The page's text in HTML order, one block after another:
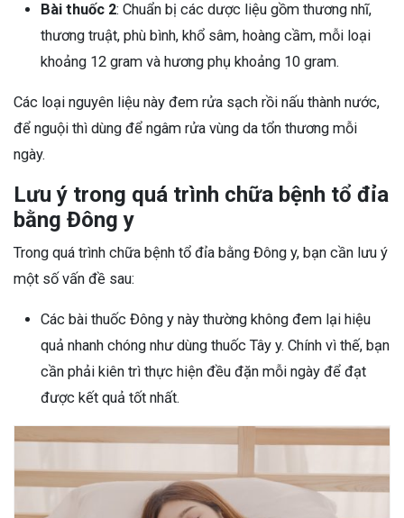
Bài thuốc 2: Chuẩn bị các dược liệu gồm thương nhĩ,
thương truật, phù bình, khổ sâm, hoàng cầm, mỗi loại
khoảng 12 gram và hương phụ khoảng 10 gram.
Các loại nguyên liệu này đem rửa sạch rồi nấu thành nước,
để nguội thì dùng để ngâm rửa vùng da tổn thương mỗi
ngày.
Lưu ý trong quá trình chữa bệnh tổ đỉa
bằng Đông y
Trong quá trình chữa bệnh tổ đỉa bằng Đông y, bạn cần lưu ý
một số vấn đề sau:
Các bài thuốc Đông y này thường không đem lại hiệu
quả nhanh chóng như dùng thuốc Tây y. Chính vì thế, bạn
cần phải kiên trì thực hiện đều đặn mỗi ngày để đạt
được kết quả tốt nhất.